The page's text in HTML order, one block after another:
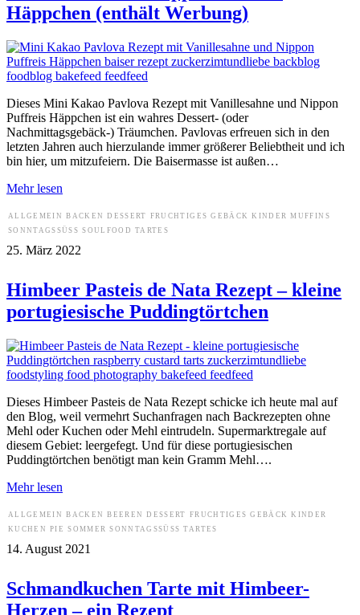
Häppchen (enthält Werbung)
Dieses Mini Kakao Pavlova Rezept mit Vanillesahne und Nippon
Puffreis Häppchen ist ein wahres Dessert- (oder
Nachmittagsgebäck-) Träumchen. Pavlovas erfreuen sich in den
letzten Jahren auch hierzulande immer größerer Beliebtheit und ich
bin hier, um mitzufeiern. Die Baisermasse ist außen…
Mehr lesen
ALLGEMEIN BACKEN DESSERT FRUCHTIGES GEBÄCK KINDER MUFFINS
SONNTAGSSÜSS
SOULFOOD TARTES
25. März 2022
Himbeer Pasteis de Nata Rezept – kleine
portugiesische Puddingtörtchen
Dieses Himbeer Pasteis de Nata Rezept schicke ich heute mal auf
den Blog, weil vermehrt Suchanfragen nach Backrezepten ohne
Mehl oder Kuchen oder Mehl eintrudeln. Supermarktregale auf
diesem Gebiet: leergefegt. Und für diese portugiesischen
Puddingtörtchen benötigt man kein Gramm Mehl….
Mehr lesen
ALLGEMEIN BACKEN BEEREN DESSERT FRUCHTIGES GEBÄCK
KINDER
KUCHEN
PIE SOMMER SONNTAGSSÜSS TARTES
14. August 2021
Schmandkuchen Tarte mit Himbeer-
Herzen – ein Rezept